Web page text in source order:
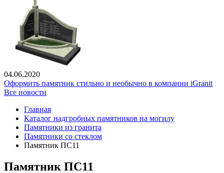
04.06.2020
Оформить памятник стильно и необычно в компании iGranit
Все новости
Главная
Каталог надгробных памятников на могилу
Памятники из гранита
Памятники со стеклом
Памятник ПС11
Памятник ПС11